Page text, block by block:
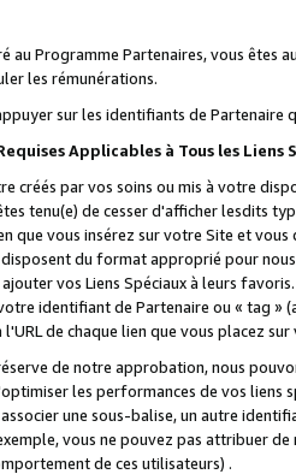
au Programme Partenaires, vous êtes
les rémunérations.
sur les identifiants de Partenaire
Applicables à Tous les Liens
créés par vos soins ou mis à votre
tenu(e) de cesser d'afficher lesdits
que vous insérez sur votre Site et
du format approprié pour
vos Liens Spéciaux à leurs
identifiant de Partenaire ou « tag
de chaque lien que vous placez
de notre approbation, nous
les performances de vos liens
associer une sous-balise, un autre
vous ne pouvez pas attribuer
de ces utilisateurs) .